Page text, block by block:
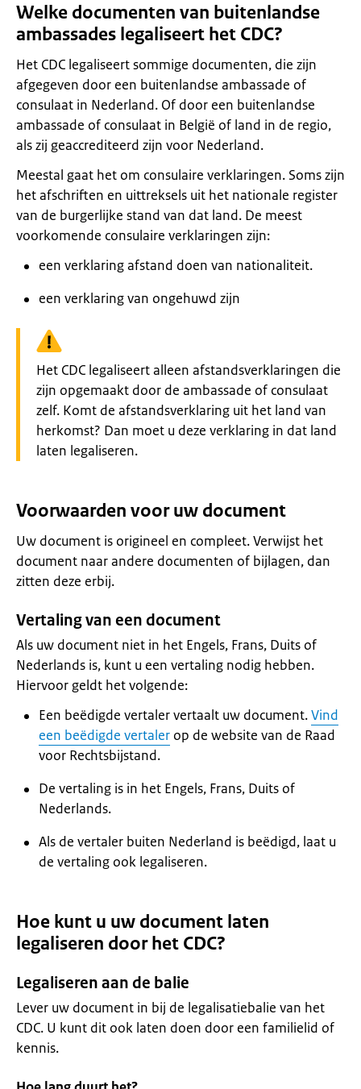
Welke documenten van buitenlandse
ambassades legaliseert het CDC?
Het CDC legaliseert sommige documenten, die zijn
afgegeven door een buitenlandse ambassade of
consulaat in Nederland. Of door een buitenlandse
ambassade of consulaat in België of land in de regio,
als zij geaccrediteerd zijn voor Nederland.
Meestal gaat het om consulaire verklaringen. Soms zijn
het afschriften en uittreksels uit het nationale register
van de burgerlijke stand van dat land. De meest
voorkomende consulaire verklaringen zijn:
een verklaring afstand doen van nationaliteit.
een verklaring van ongehuwd zijn
Waarschuwing:
Het CDC legaliseert alleen afstandsverklaringen die
zijn opgemaakt door de ambassade of consulaat
zelf. Komt de afstandsverklaring uit het land van
herkomst? Dan moet u deze verklaring in dat land
laten legaliseren.
Voorwaarden voor uw document
Uw document is origineel en compleet. Verwijst het
document naar andere documenten of bijlagen, dan
zitten deze erbij.
Vertaling van een document
Als uw document niet in het Engels, Frans, Duits of
Nederlands is, kunt u een vertaling nodig hebben.
Hiervoor geldt het volgende:
Een beëdigde vertaler vertaalt uw document.Vind
een beëdigde vertaler op de website van de Raad
voor Rechtsbijstand.
De vertaling is in het Engels, Frans, Duits of
Nederlands.
Als de vertaler buiten Nederland is beëdigd, laat u
de vertaling ook legaliseren.
Hoe kunt u uw document laten
legaliseren door het CDC?
Legaliseren aan de balie
Lever uw document in bij de legalisatiebalie van het
CDC. U kunt dit ook laten doen door een familielid of
kennis.